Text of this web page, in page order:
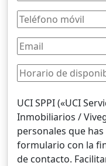
UCI SPPI («UCI
Inmobiliarios /
personales que
formulario con la
de contacto.